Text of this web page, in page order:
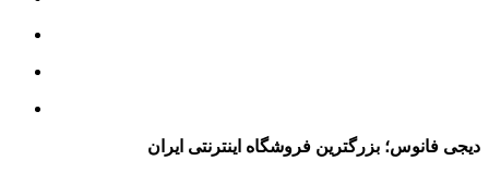
دیجی فانوس؛ بزرگترین فروشگاه اینترنتی ایران